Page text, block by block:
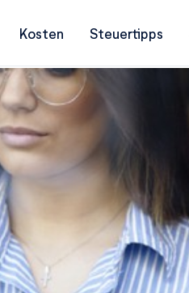
Kosten Steuertipps